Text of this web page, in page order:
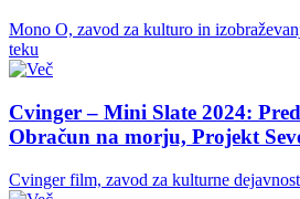
Mono O, zavod za kulturo in
teku
Cvinger – Mini Slate 2024:
Obračun na morju, Projekt
Cvinger film, zavod za kulturne